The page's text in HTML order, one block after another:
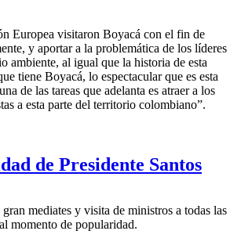
Europea visitaron Boyacá con el fin de
y aportar a la problemática de los líderes
ambiente, al igual que la historia de esta
tiene Boyacá, lo espectacular que es esta
de las tareas que adelanta es atraer a los
a esta parte del territorio colombiano”.
de Presidente Santos
gran mediates y visita de ministros a todas las
momento de popularidad.